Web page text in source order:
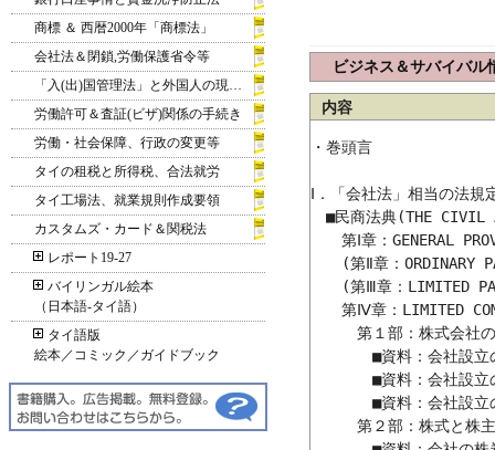
商標 ＆ 西暦2000年「商標法」
会社法＆閉鎖,労働保護省令等
「入(出)国管理法」と外国人の現地滞在
労働許可＆査証(ビザ)関係の手続き
労働・社会保障、行政の変更等
タイの租税と所得税、合法就労
タイ工場法、就業規則作成要領
カスタムズ・カード＆関税法
レポート19-27
バイリンガル絵本
（日本語‐タイ語）
タイ語版
絵本／コミック／ガイドブック
ビジネス＆サバイバル
内容
・巻頭言
Ⅰ．「会社法」相当の法規
■民商法典(THE CIVIL
第Ⅰ章：GENERAL
(第Ⅱ章：ORDINARY
(第Ⅲ章：LIMITED
第Ⅳ章：LIMITED
第１部：株式会社の(
■資料：会社設立の
■資料：会社設立の
■資料：会社設立の
第２部：株式と株主